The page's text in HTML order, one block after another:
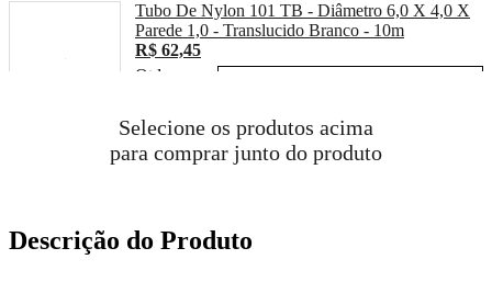
Tubo De Nylon 101 TB - Diâmetro 6,0 X 4,0 X
Parede 1,0 - Translucido Branco - 10m
R$ 62,45
Qtd:
Tubo De Nylon 101 Tb - Diâmetro 4,0 X 2,4 X
Parede 0,8 - Translucido Branco - 10m
Selecione os produtos acima
para comprar junto do produto
Descrição do Produto